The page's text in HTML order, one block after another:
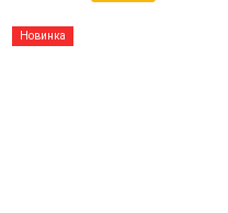
Новинка